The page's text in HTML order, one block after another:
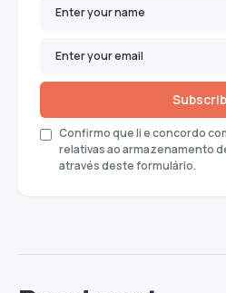
Confirmo que li e concordo
relativas ao armazenamento
através deste formulário.